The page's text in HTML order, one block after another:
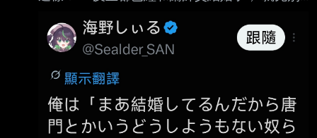
以雪山派弟子的身分先潛伏個十年左右， 再慢
慢考慮今後該怎麼打算吧～」 所以打算迴避最
終決戰。 結果得知趙活懷著這份仇恨， 潛伏隱
忍了整整三十年，我整個人都傻了。 XDDDD 還
想獨善其身啊師弟
http://i.imgur.com/R75UIQI.jpg 行屍走肉套餐？